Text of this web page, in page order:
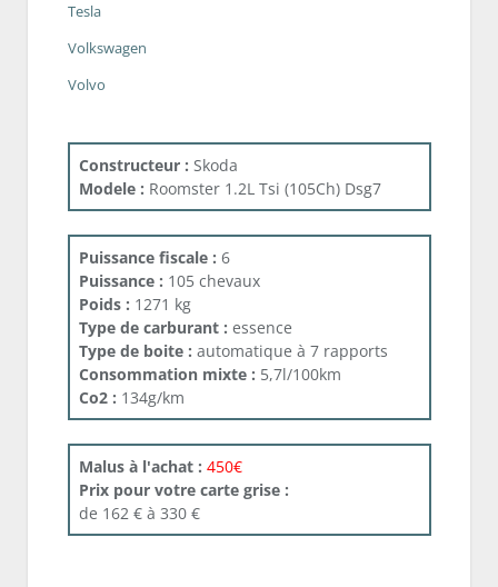
Tesla
Volkswagen
Volvo
Constructeur : Skoda
Modele : Roomster 1.2L Tsi (105Ch) Dsg7
Puissance fiscale : 6
Puissance : 105 chevaux
Poids : 1271 kg
Type de carburant : essence
Type de boite : automatique à 7 rapports
Consommation mixte : 5,7l/100km
Co2 : 134g/km
Malus à l'achat : 450€
Prix pour votre carte grise :
de 162 € à 330 €